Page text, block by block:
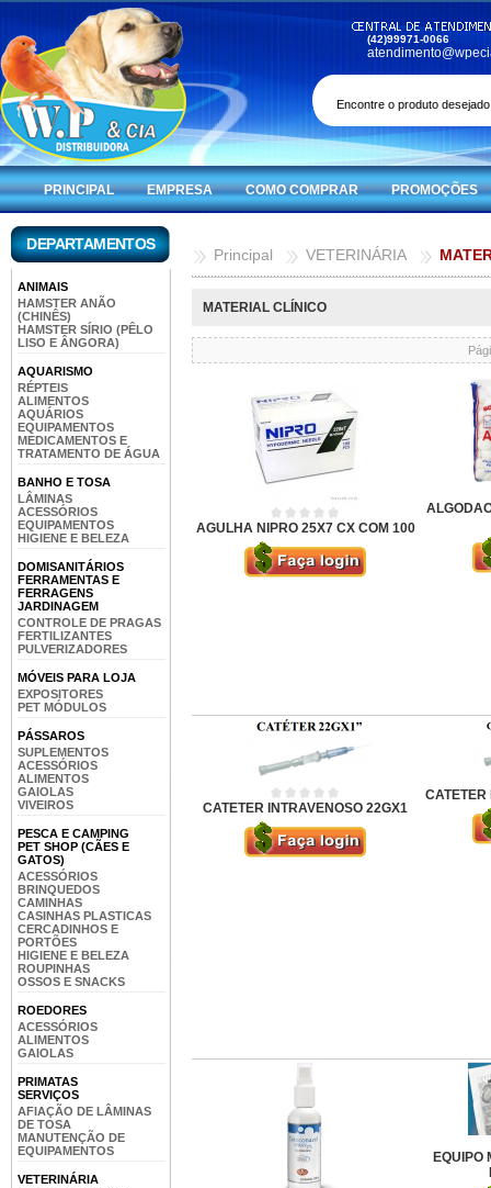
(42)99971-0066
PRINCIPAL EMPRESA COMO COMPRAR PROMOÇÕES
DEPARTAMENTOS
ANIMAIS
HAMSTER ANÃO
(CHINÊS)
HAMSTER SÍRIO (PÊLO
LISO E ÂNGORA)
AQUARISMO
RÉPTEIS
ALIMENTOS
AQUÁRIOS
EQUIPAMENTOS
MEDICAMENTOS E
TRATAMENTO DE ÁGUA
BANHO E TOSA
LÂMINAS
ACESSÓRIOS
EQUIPAMENTOS
HIGIENE E BELEZA
DOMISANITÁRIOS
FERRAMENTAS E
FERRAGENS
JARDINAGEM
CONTROLE DE PRAGAS
FERTILIZANTES
PULVERIZADORES
MÓVEIS PARA LOJA
EXPOSITORES
PET MÓDULOS
PÁSSAROS
SUPLEMENTOS
ACESSÓRIOS
ALIMENTOS
GAIOLAS
VIVEIROS
PESCA E CAMPING
PET SHOP (CÃES E
GATOS)
ACESSÓRIOS
BRINQUEDOS
CAMINHAS
CASINHAS PLASTICAS
CERCADINHOS E
PORTÕES
HIGIENE E BELEZA
ROUPINHAS
OSSOS E SNACKS
ROEDORES
ACESSÓRIOS
ALIMENTOS
GAIOLAS
PRIMATAS
SERVIÇOS
AFIAÇÃO DE LÂMINAS
DE TOSA
MANUTENÇÃO DE
EQUIPAMENTOS
VETERINÁRIA
Principal VETERINÁRIA
MATERIAL CLÍNICO
AGULHA NIPRO 25X7 CX COM 100
CATETER INTRAVENOSO 22GX1
CATETER
EQUIPO